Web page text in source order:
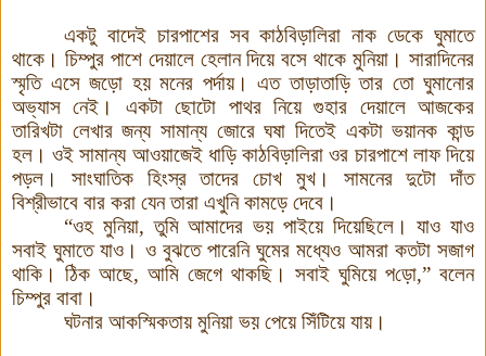
একটু বাদেই চারপাশের সব কাঠবিড়ালিরা নাক ডেকে ঘুমাতে
থাকে। চিম্পুর পাশে দেয়ালে হেলান দিয়ে বসে থাকে মুনিয়া। সারাদিনের
স্মৃতি এসে জড়ো হয় মনের পর্দায়। এত তাড়াতাড়ি তার তো ঘুমানোর
অভ্যাস নেই। একটা ছোটো পাথর নিয়ে গুহার দেয়ালে আজকের
তারিখটা লেখার জন্য সামান্য জোরে ঘষা দিতেই একটা ভয়ানক কান্ড
হল। ওই সামান্য আওয়াজেই ধাড়ি কাঠবিড়ালিরা ওর চারপাশে লাফ দিয়ে
পড়ল ।
সাংঘাতিক হিংস্র তাদের চোখ মুখ। সামনের দুটো দাঁত
বিশ্রীভাবে বার করা যেন তারা এখুনি কামড়ে দেবে ।
“ওহ মুনিয়া, তুমি আমাদের ভয় পাইয়ে দিয়েছিলে। যাও যাও
সবাই ঘুমাতে যাও। ও বুঝতে পারেনি ঘুমের মধ্যেও আমরা কতটা সজাগ
থাকি। ঠিক আছে, আমি জেগে থাকছি। সবাই ঘুমিয়ে পড়ো,” বলেন
চিম্পুর বাবা ।
ঘটনার আকস্মিকতায় মুনিয়া ভয় পেয়ে সিঁটিয়ে যায়।